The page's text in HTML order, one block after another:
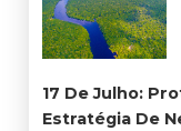
17 De Julho:
Estratégia De